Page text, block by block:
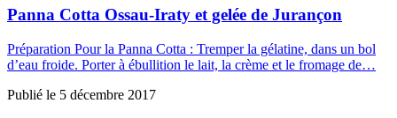
Panna Cotta Ossau-Iraty et gelée de Jurançon
Préparation Pour la Panna Cotta : Tremper la gélatine, dans un bol
d’eau froide. Porter à ébullition le lait, la crème et le fromage de…
Publié le 5 décembre 2017